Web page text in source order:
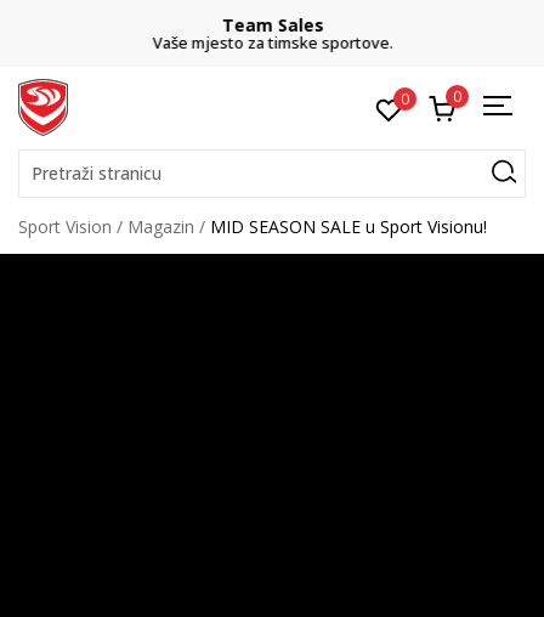
Team Sales
Vaše mjesto za timske sportove.
0 0
Pretraži stranicu
Sport Vision Magazin MID SEASON SALE u Sport Visionu!